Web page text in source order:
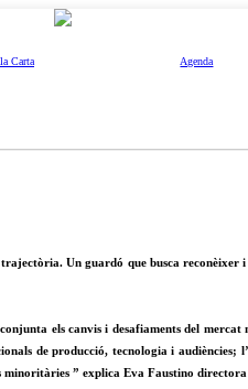
Carta Agenda
Un guardó que busca reconèixer i
els canvis i desafiaments del
de producció, tecnologia i audiències;
” explica Eva Faustino directora